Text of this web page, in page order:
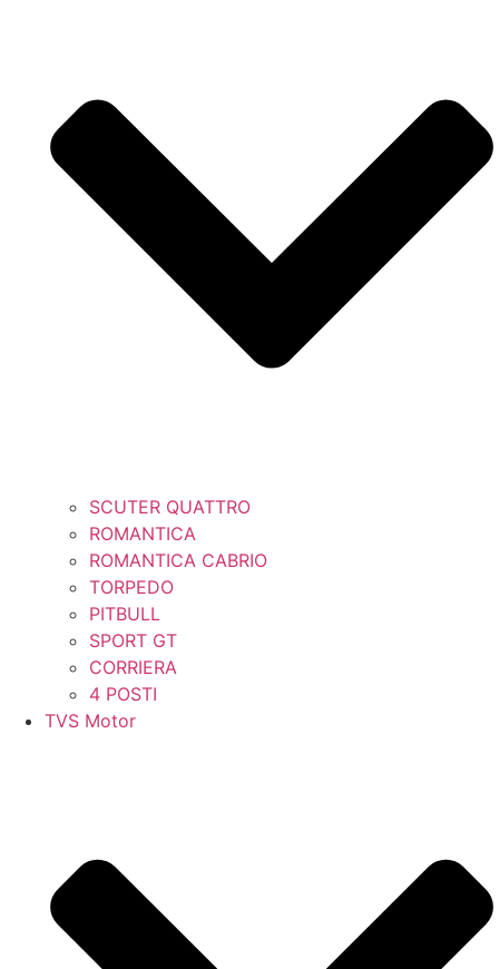
SCUTER QUATTRO
ROMANTICA
ROMANTICA CABRIO
TORPEDO
PITBULL
SPORT GT
CORRIERA
4 POSTI
TVS Motor